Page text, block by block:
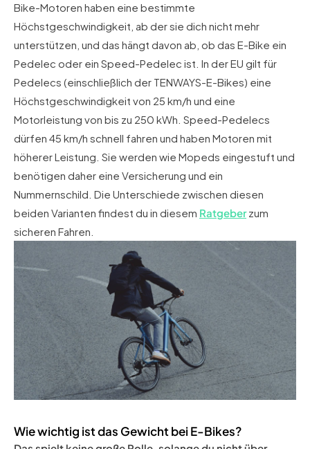
Bike-Motoren haben eine bestimmte
Höchstgeschwindigkeit, ab der sie dich nicht mehr
unterstützen, und das hängt davon ab, ob das E-Bike ein
Pedelec oder ein Speed-Pedelec ist. In der EU gilt für
Pedelecs (einschließlich der TENWAYS-E-Bikes) eine
Höchstgeschwindigkeit von 25 km/h und eine
Motorleistung von bis zu 250 kWh. Speed-Pedelecs
dürfen 45 km/h schnell fahren und haben Motoren mit
höherer Leistung. Sie werden wie Mopeds eingestuft und
benötigen daher eine Versicherung und ein
Nummernschild. Die Unterschiede zwischen diesen
beiden Varianten findest du in diesem Ratgeberzum
sicheren Fahren.
Wie wichtig ist das Gewicht bei E-Bikes?